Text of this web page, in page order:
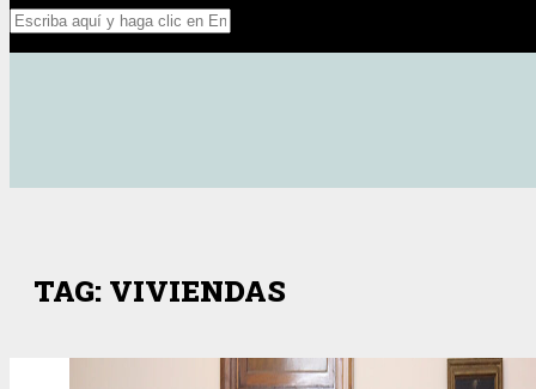
TAG: VIVIENDAS